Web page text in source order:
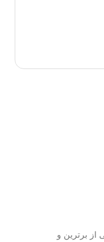
از برترین و